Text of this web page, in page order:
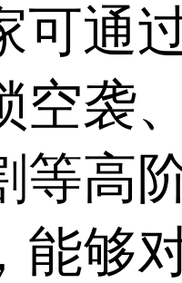
可通
空袭
等高
能够